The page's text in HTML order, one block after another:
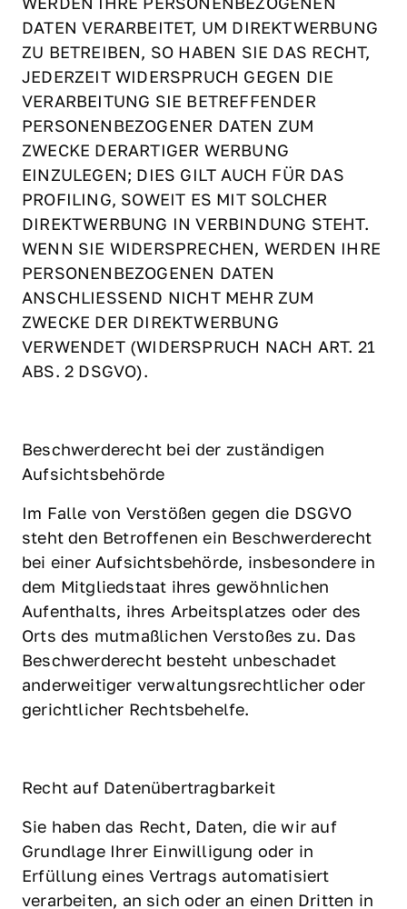
DATEN VERARBEITET, UM DIREKTWERBUNG
ZU BETREIBEN, SO HABEN SIE DAS RECHT,
JEDERZEIT WIDERSPRUCH GEGEN DIE
VERARBEITUNG SIE BETREFFENDER
PERSONENBEZOGENER DATEN ZUM
ZWECKE DERARTIGER WERBUNG
EINZULEGEN; DIES GILT AUCH FÜR DAS
PROFILING, SOWEIT ES MIT SOLCHER
DIREKTWERBUNG IN VERBINDUNG STEHT.
WENN SIE WIDERSPRECHEN, WERDEN IHRE
PERSONENBEZOGENEN DATEN
ANSCHLIESSEND NICHT MEHR ZUM
ZWECKE DER DIREKTWERBUNG
VERWENDET (WIDERSPRUCH NACH ART. 21
ABS. 2 DSGVO).
Beschwerderecht bei der zuständigen
Aufsichtsbehörde
Im Falle von Verstößen gegen die DSGVO
steht den Betroffenen ein Beschwerderecht
bei einer Aufsichtsbehörde, insbesondere in
dem Mitgliedstaat ihres gewöhnlichen
Aufenthalts, ihres Arbeitsplatzes oder des
Orts des mutmaßlichen Verstoßes zu. Das
Beschwerderecht besteht unbeschadet
anderweitiger verwaltungsrechtlicher oder
gerichtlicher Rechtsbehelfe.
Recht auf Datenübertragbarkeit
Sie haben das Recht, Daten, die wir auf
Grundlage Ihrer Einwilligung oder in
Erfüllung eines Vertrags automatisiert
verarbeiten, an sich oder an einen Dritten in